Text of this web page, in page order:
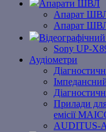
Апарати ШВЛ
Апарат
Апарат
Sony UP-
Аудіометри
Прилади для
емісії
AUDITUS-